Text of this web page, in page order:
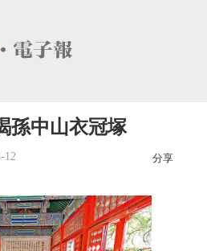
孫中山衣冠塚
12 分享